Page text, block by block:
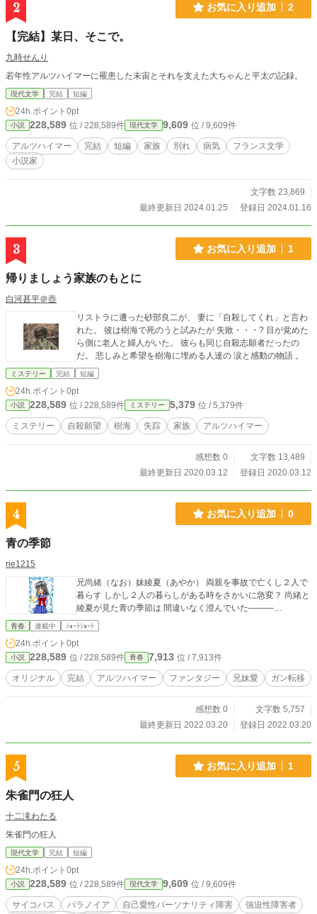
2 お気に入り追加 2
【完結】某日、そこで。
九時せんり
若年性アルツハイマーに罹患した未宙とそれを支えた大ちゃんと平太の記録。
現代文学 完結 短編
24h.ポイント 0pt
小説 228,589 位 / 228,589件 現代文学 9,609 位 / 9,609件
アルツハイマー 完結 短編 家族 別れ 病気
フランス文学
小説家
文字数 23,869
最終更新日 2024.01.25
登録日 2024.01.16
3 お気に入り追加 1
帰りましょう家族のもとに
白河甚平＠壺
リストラに遭った砂部良二が、 妻に「自殺してくれ」と言わ
れた。 彼は樹海で死のうと試みたが 失敗・・・? 目が覚めた
ら側に老人と婦人がいた。 彼らも同じ自殺志願者だったの
だ。 悲しみと希望を樹海に埋める人達の 涙と感動の物語 。
ミステリー 完結 短編
24h.ポイント 0pt
小説 228,589 位 / 228,589件 ミステリー 5,379 位 / 5,379件
ミステリー 自殺願望 樹海 失踪 家族 アルツハイマー
感想数 0
文字数 13,489
最終更新日 2020.03.12
登録日 2020.03.12
4 お気に入り追加 0
青の季節
rie1215
兄尚緒（なお）妹綾夏（あやか） 両親を事故で亡くし２人で
暮らす しかし２人の暮らしがある時をさかいに急変？ 尚緒と
綾夏が見た青の季節は 間違いなく澄んでいた―――…
青春 連載中 ｼｮｰﾄｼｮｰﾄ
24h.ポイント 0pt
小説 228,589 位 / 228,589件 青春 7,913 位 / 7,913件
オリジナル 完結 アルツハイマー ファンタジー 兄妹愛 ガン転移
感想数 0
文字数 5,757
最終更新日 2022.03.20
登録日 2022.03.20
5 お気に入り追加 1
朱雀門の狂人
十二滝わたる
朱雀門の狂人
現代文学 完結 短編
24h.ポイント 0pt
小説 228,589 位 / 228,589件 現代文学 9,609 位 / 9,609件
サイコパス パラノイア 自己愛性パーソナリティ障害
強迫性障害者